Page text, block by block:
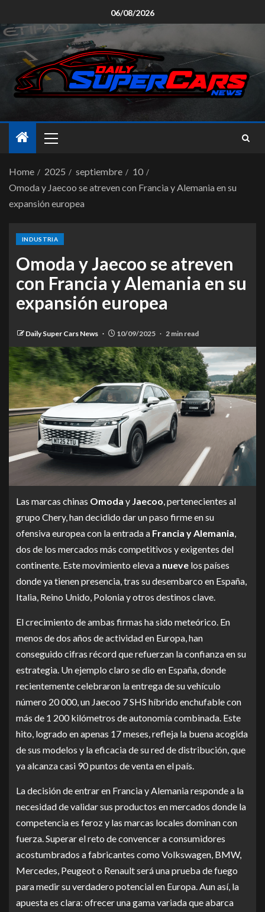
06/08/2026
Home 2025 septiembre
10
Omoda y Jaecoo se atreven con Francia y Alemania en su
expansión europea
INDUSTRIA
Omoda y Jaecoo se atreven
con Francia y Alemania en su
expansión europea
Daily Super Cars News 10/09/2025 2 min read
Las marcas chinas Omoda y Jaecoo, pertenecientes al
grupo Chery, han decidido dar un paso firme en su
ofensiva europea con la entrada a Francia y Alemania,
dos de los mercados más competitivos y exigentes del
continente. Este movimiento eleva a nueve los países
donde ya tienen presencia, tras su desembarco en España,
Italia, Reino Unido, Polonia y otros destinos clave.
El crecimiento de ambas firmas ha sido meteórico. En
menos de dos años de actividad en Europa, han
conseguido cifras récord que refuerzan la confianza en su
estrategia. Un ejemplo claro se dio en España, donde
recientemente celebraron la entrega de su vehículo
número 20 000, un Jaecoo 7 SHS híbrido enchufable con
más de 1 200 kilómetros de autonomía combinada. Este
hito, logrado en apenas 17 meses, refleja la buena acogida
de sus modelos y la eficacia de su red de distribución, que
ya alcanza casi 90 puntos de venta en el país.
La decisión de entrar en Francia y Alemania responde a la
necesidad de validar sus productos en mercados donde la
competencia es feroz y las marcas locales dominan con
fuerza. Superar el reto de convencer a consumidores
acostumbrados a fabricantes como Volkswagen, BMW,
Mercedes, Peugeot o Renault será una prueba de fuego
para medir su verdadero potencial en Europa. Aun así, la
apuesta es clara: ofrecer una gama variada que abarca